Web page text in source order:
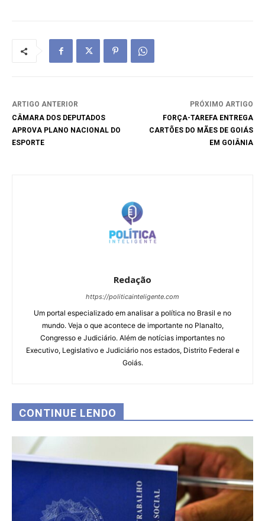
ARTIGO ANTERIOR
CÂMARA DOS DEPUTADOS
APROVA PLANO NACIONAL DO
ESPORTE
PRÓXIMO ARTIGO
FORÇA-TAREFA ENTREGA
CARTÕES DO MÃES DE GOIÁS
EM GOIÂNIA
Redação
https://politicainteligente.com
Um portal especializado em analisar a política no Brasil e no
mundo. Veja o que acontece de importante no Planalto,
Congresso e Judiciário. Além de notícias importantes no
Executivo, Legislativo e Judiciário nos estados, Distrito Federal e
Goiás.
CONTINUE LENDO